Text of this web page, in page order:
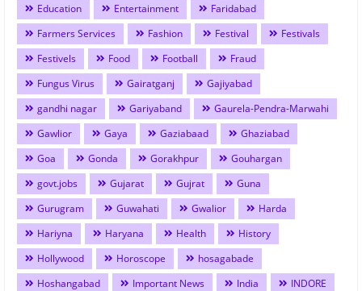
Education
Entertainment
Faridabad
Farmers Services
Fashion Festival
Festivals
Festivels
Food Football
Fraud
Fungus Virus
Gairatganj
Gajiyabad
gandhi nagar
Gariyaband
Gaurela-Pendra-Marwahi
Gawlior
Gaya Gaziabaad
Ghaziabad
Goa
Gonda Gorakhpur
Gouhargan
govt.jobs
Gujarat Gujrat
Guna
Gurugram
Guwahati Gwalior
Harda
Hariyna
Haryana Health
History
Hollywood
Horoscope
hosagabade
Hoshangabad
Important News India
INDORE